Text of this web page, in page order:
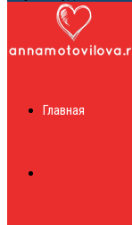
журналГлавная